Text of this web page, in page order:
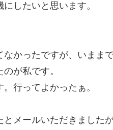
したいと思います。
かったですが、いまま
が私です。
行ってよかったぁ。
メールいただきました